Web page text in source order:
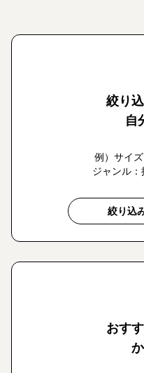
絞り
自
例）サイ
ジャンル
絞り込
おす